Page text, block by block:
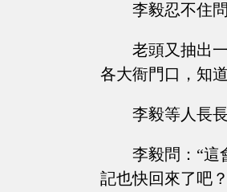
李毅忍不住
老頭又抽出
各大衙門口，知
李毅等人長
李毅問：“這
記也快回來了吧